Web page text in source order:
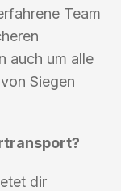
Team
auch um alle
Siegen
dir